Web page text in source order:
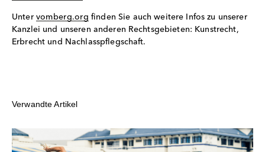
Unter vomberg.org finden Sie auch weitere Infos zu unserer
Kanzlei und unseren anderen Rechtsgebieten: Kunstrecht,
Erbrecht und Nachlasspflegschaft.
Verwandte Artikel